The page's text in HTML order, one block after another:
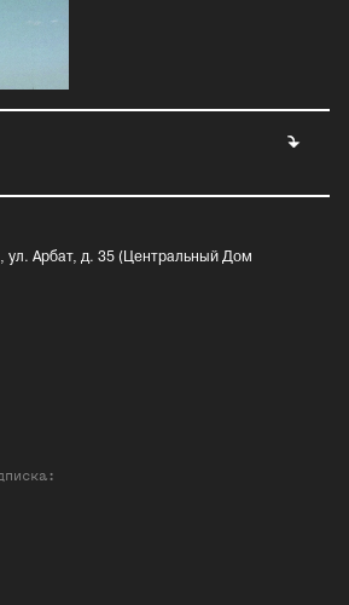
ул. Арбат, д. 35 (Центральный Дом